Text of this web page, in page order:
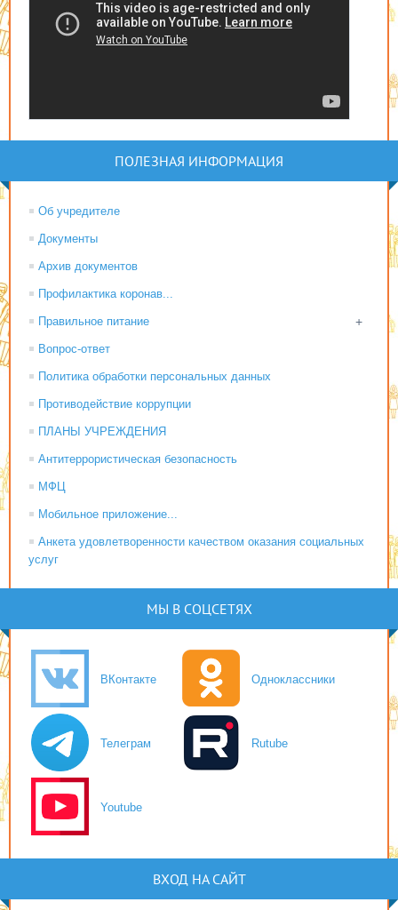
ПОЛЕЗНАЯ ИНФОРМАЦИЯ
Об учредителе
Документы
Архив документов
Профилактика коронав...
+
Правильное питание
Вопрос-ответ
Политика обработки персональных данных
Противодействие коррупции
ПЛАНЫ УЧРЕЖДЕНИЯ
Антитеррористическая безопасность
МФЦ
Мобильное приложение...
Анкета удовлетворенности качеством оказания социальных
услуг
МЫ В СОЦСЕТЯХ
ВКонтакте Одноклассники
Телеграм Rutube
Youtube
ВХОД НА САЙТ